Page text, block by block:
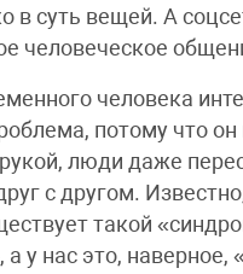
в суть вещей. А
человеческое
человека
потому что он
люди даже
с другом.
такой
а у нас это, наверное,